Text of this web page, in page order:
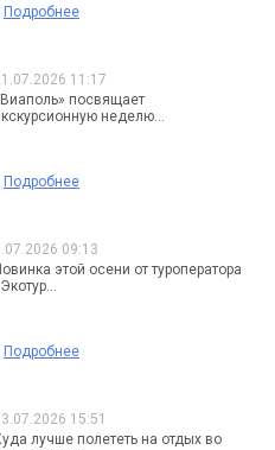
Подробнее
11:17
посвящает
неделю...
Подробнее
09:13
этой осени от туроператора
Подробнее
15:51
лучше полететь на отдых во